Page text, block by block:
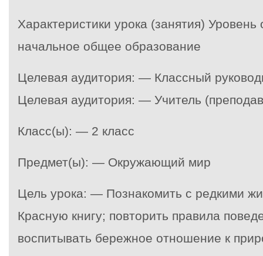
Характеристики урока (занятия)
начальное общее образование
Целевая аудитория: — Классный
Целевая аудитория: — Учитель
Класс(ы): — 2 класс
Предмет(ы): — Окружающий мир
Цель урока: — Познакомить с редкими
Красную книгу; повторить правила
воспитывать бережное отношение к